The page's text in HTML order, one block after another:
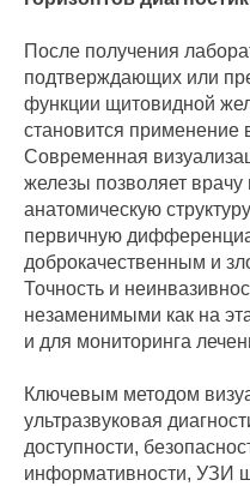
После получения
подтверждающих или
функции щитовидной
становится применение
Современная
железы позволяет врачу
анатомическую
первичную
доброкачественным и
Точность и
незаменимыми как на
и для мониторинга
Ключевым методом
ультразвуковая
доступности,
информативности, УЗИ